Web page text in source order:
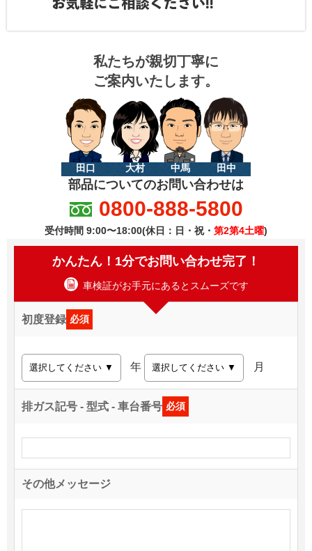
私たちが親切丁寧に
ご案内いたします。
田口 大村 中馬 田中
部品についてのお問い合わせは
0800-888-5800
受付時間 9:00〜18:00(休日：日・祝・ 第2第4土曜)
かんたん！1分でお問い合わせ完了！
車検証がお手元にあるとスムーズです
初度登録 必須
年 月
排ガス記号 - 型式 - 車台番号 必須
その他メッセージ